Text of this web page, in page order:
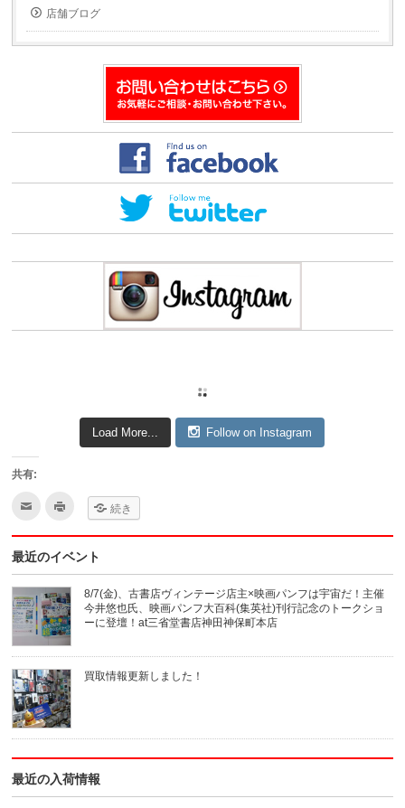
ィ
ド
ウ
ま
す)
店舗ブログ
Load More... Follow on Instagram
共有:
ク
し
て
達
へ
メ
ー
ル
で
送
信
(新
し
い
ウ
ィ
ン
ド
ウ
開
き
ま
す)
ク
て
刷
(新
し
い
ウ
ィ
ン
ド
ウ
で
開
き
ま
す)
続き
最近のイベント
8/7(金)、古書店ヴィンテージ店主×映画パンフは宇宙だ！主催
今井悠也氏、映画パンフ大百科(集英社)刊行記念のトークショ
ーに登壇！at三省堂書店神田神保町本店
買取情報更新しました！
最近の入荷情報